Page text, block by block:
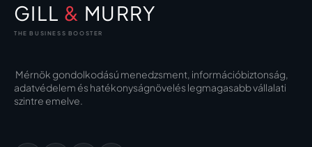
GILL & MURRY
THE BUSINESS BOOSTER
Mérnök gondolkodású menedzsment, információbiztonság,
adatvédelem és hatékonyságnövelés legmagasabb vállalati
szintre emelve.